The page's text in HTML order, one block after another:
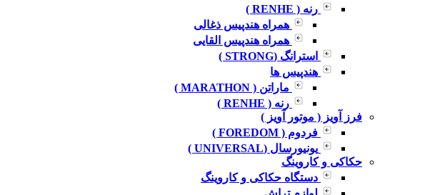
رنه ( RENHE )
همراه هندپیس ذغالی
همراه هندپیس القایی
استرانگ (STRONG )
هندپیس ها
ماراتن ( MARATHON )
رنه ( RENHE )
فرز آویز ( موتور آویز )
فردوم ( FOREDOM )
یونیورسال (UNIVERSAL )
حکاکی و کاروینگ
دستگاه حکاکی و کاروینگ